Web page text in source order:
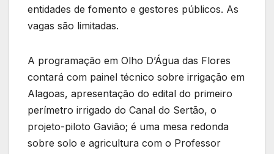
entidades de fomento e gestores públicos. As
vagas são limitadas.
A programação em Olho D’Água das Flores
contará com painel técnico sobre irrigação em
Alagoas, apresentação do edital do primeiro
perímetro irrigado do Canal do Sertão, o
projeto-piloto Gavião; é uma mesa redonda
sobre solo e agricultura com o Professor